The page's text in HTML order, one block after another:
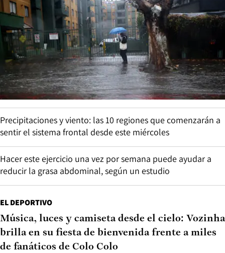
Precipitaciones y viento: las 10 regiones que comenzarán a
sentir el sistema frontal desde este miércoles
Hacer este ejercicio una vez por semana puede ayudar a
reducir la grasa abdominal, según un estudio
EL DEPORTIVO
Música, luces y camiseta desde el cielo: Vozinha
brilla en su fiesta de bienvenida frente a miles
de fanáticos de Colo Colo